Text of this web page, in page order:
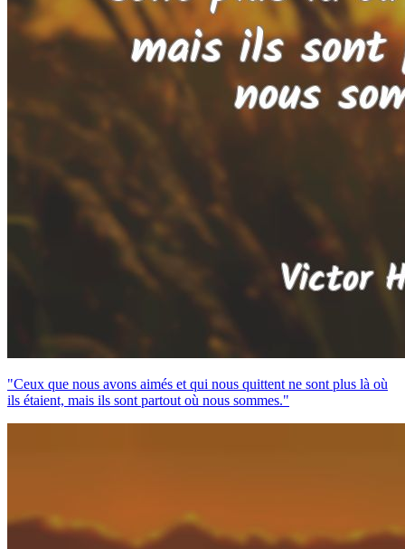
"Ceux que nous avons aimés et qui nous quittent ne sont plus là où
ils étaient, mais ils sont partout où nous sommes."